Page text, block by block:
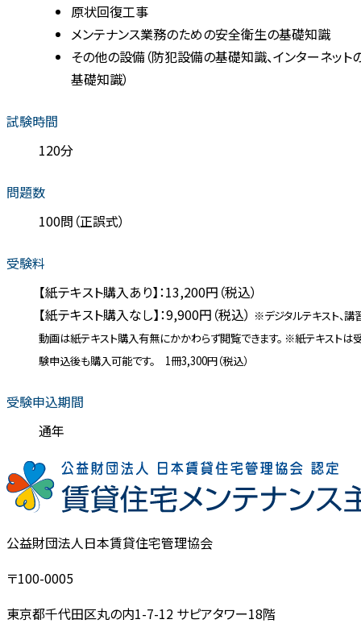
原状回復工事
メンテナンス業務のための安全衛生の基礎知識
その他の設備（防犯設備の基礎知識、インターネット
基礎知識）
試験時間
120分
問題数
100問（正誤式）
受験料
【紙テキスト購入あり】：13,200円（税込）
【紙テキスト購入なし】：9,900円（税込） ※デジタルテキスト、講
動画は紙テキスト購入有無にかかわらず閲覧できます。 ※紙テキストは
験申込後も購入可能です。 1冊3,300円（税込）
受験申込期間
通年
公益財団法人日本賃貸住宅管理協会
〒100-0005
東京都千代田区丸の内1-7-12 サピアタワー18階